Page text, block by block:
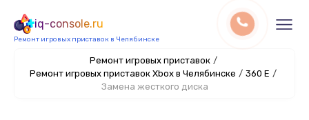
iq-console.ru
Ремонт игровых приставок в Челябинске
Ремонт игровых приставок /
Ремонт игровых приставок Xbox в Челябинске / 360 E /
Замена жесткого диска